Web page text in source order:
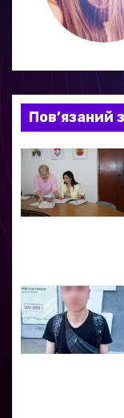
я
з
а
п
и
в
Пов’язаний